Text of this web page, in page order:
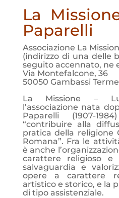
La
Paparelli
Associazione La
(indirizzo di una delle
seguito accennato, ne
Via Montefalcone, 36
50050 Gambassi
La Missione –
l’associazione nata
Paparelli (1907-
“contribuire alla
pratica della religione
Romana”. Fra le
è anche
carattere religioso e
salvaguardia e
opere a carattere
artistico e storico, e la
di tipo assistenziale.